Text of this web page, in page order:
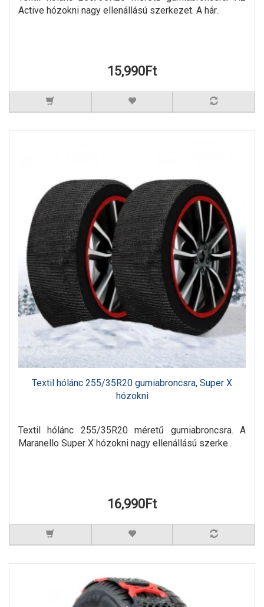
Active hózokni nagy ellenállású szerkezet. A hár..
15,990Ft
Textil hólánc 255/35R20 gumiabroncsra, Super X
hózokni
Textil hólánc 255/35R20 méretű gumiabroncsra. A
Maranello Super X hózokni nagy ellenállású szerke..
16,990Ft